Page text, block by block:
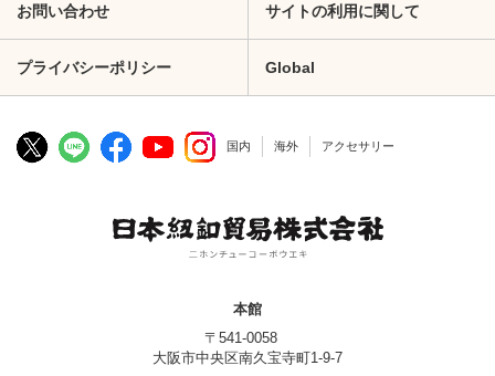
お問い合わせ サイトの利用に関して
プライバシーポリシー Global
国内 海外 アクセサリー
本館
〒541-0058
大阪市中央区南久宝寺町1-9-7